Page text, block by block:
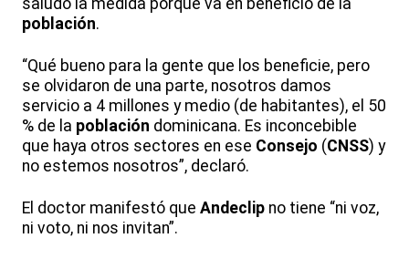
población.
“Qué bueno para la gente que los beneficie, pero
se olvidaron de una parte, nosotros damos
servicio a 4 millones y medio (de habitantes), el 50
% de la población dominicana. Es inconcebible
que haya otros sectores en ese Consejo (CNSS) y
no estemos nosotros”, declaró.
El doctor manifestó que Andeclip no tiene “ni voz,
ni voto, ni nos invitan”.